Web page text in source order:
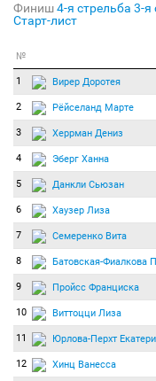
Финиш4-я стрельба 3-я
Старт-лист
№
1 Вирер Доротея
2 Рёйселанд Марте
3 Херрман Дениз
4 Эберг Ханна
5 Данкли Сьюзан
6 Хаузер Лиза
7 Семеренко Вита
8 Батовская-Фиалкова
9 Пройсс Франциска
10 Виттоцци Лиза
11 Юрлова-Перхт
12 Хинц Ванесса